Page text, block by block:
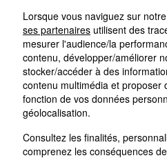
HORAIRES D'AUJOURD'HUI
09h00 - 12h00 / 14h00 - 17h00
2 LA FERTE SAINT AUBIN
HORAIRES D'AUJOURD'HUI
09h00 - 12h30 / 14h00 - 18h00
Lorsque vous naviguez sur
ses partenaires utilisent des
mesurer l'audience/la
contenu, développer/améliorer
stocker/accéder à des
contenu multimédia et proposer
fonction de vos données
géolocalisation.
Consultez les finalités,
comprenez les conséquences